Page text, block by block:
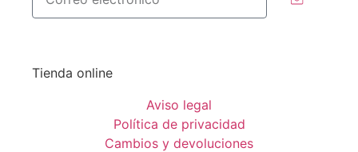
Tienda online
Aviso legal
Política de privacidad
Cambios y devoluciones